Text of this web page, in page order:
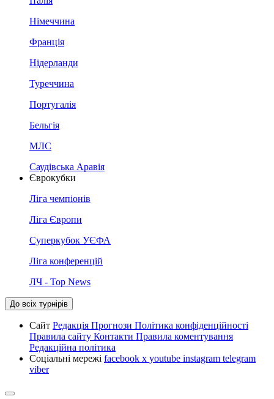
Німеччина
Франція
Нідерланди
Туреччина
Португалія
Бельгія
МЛС
Саудівська Аравія
Єврокубки
Ліга чемпіонів
Ліга Європи
Суперкубок УЄФА
Ліга конференцій
ЛЧ - Top News
До всіх турнірів
Сайт Редакція Прогнози Політика конфіденційності
Правила сайту Контакти Правила коментування
Редакційна політика
Соціальні мережі facebook x youtube instagram telegram
viber